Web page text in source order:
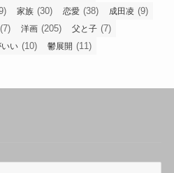
家族 (30) 恋愛 (38) 成田凌 (9)
(7) 洋画 (205) 父と子 (7)
い (10) 鬱展開 (11)